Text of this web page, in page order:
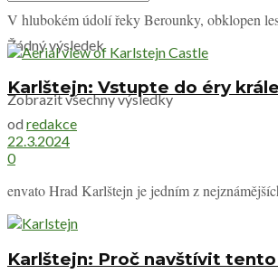
Žádný výsledek
Zobrazit všechny výsledky
V hlubokém údolí řeky Berounky, obklopen
Karlštejn: Vstupte do éry
od redakce
22.3.2024
0
envato Hrad Karlštejn je jedním z
Karlštejn: Proč navštívit tento